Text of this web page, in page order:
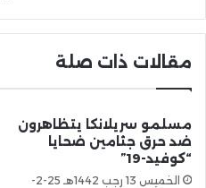
مقالات ذات صلة
مسلمو سريلانكا يتظاهرون
ضد حرق جثامين ضحايا
“كوفيد-19”
الخميس 13 رجب 1442هـ 25-2-